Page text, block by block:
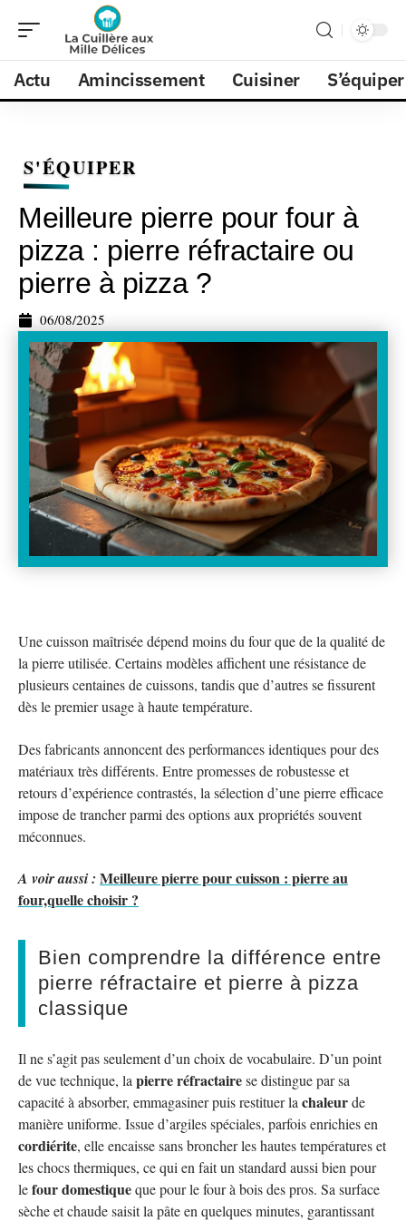
Actu Amincissement Cuisiner S’équiper
S'ÉQUIPER
Meilleure pierre pour four à
pizza : pierre réfractaire ou
pierre à pizza ?
06/08/2025
Une cuisson maîtrisée dépend moins du four que de la qualité de
la pierre utilisée. Certains modèles affichent une résistance de
plusieurs centaines de cuissons, tandis que d’autres se fissurent
dès le premier usage à haute température.
Des fabricants annoncent des performances identiques pour des
matériaux très différents. Entre promesses de robustesse et
retours d’expérience contrastés, la sélection d’une pierre efficace
impose de trancher parmi des options aux propriétés souvent
méconnues.
A voir aussi : Meilleure pierre pour cuisson : pierre au
four,quelle choisir ?
Bien comprendre la différence entre
pierre réfractaire et pierre à pizza
classique
Il ne s’agit pas seulement d’un choix de vocabulaire. D’un point
de vue technique, la pierre réfractairese distingue par sa
capacité à absorber, emmagasiner puis restituer la chaleurde
manière uniforme. Issue d’argiles spéciales, parfois enrichies en
cordiérite, elle encaisse sans broncher les hautes températures et
les chocs thermiques, ce qui en fait un standard aussi bien pour
lefour domestiqueque pour le four à bois des pros. Sa surface
sèche et chaude saisit la pâte en quelques minutes, garantissant